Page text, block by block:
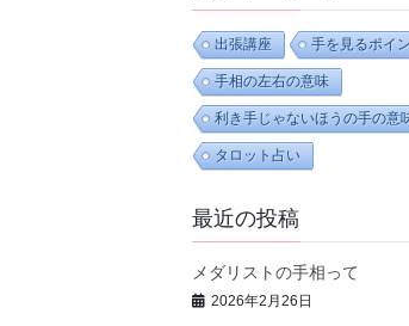
出張講座 手を見るポイ
手相の左右の意味
利き手じゃないほうの手の意
タロット占い
最近の投稿
メダリストの手相って
2026年2月26日